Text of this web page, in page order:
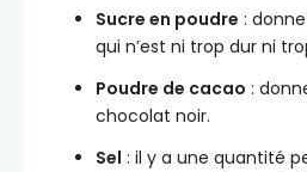
Sucre en poudre :
qui n’est ni trop dur ni
Poudre de cacao :
chocolat noir.
Sel : il y a une quantité